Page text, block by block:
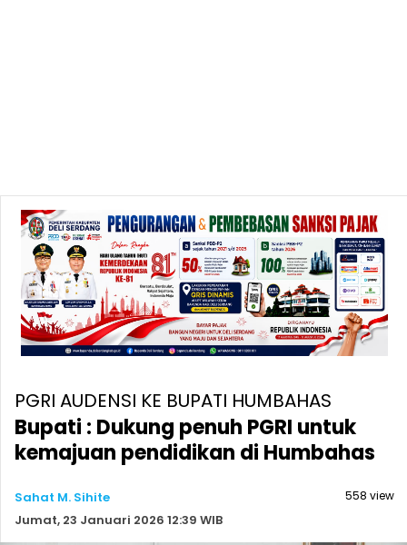
PGRI AUDENSI KE BUPATI HUMBAHAS
Bupati : Dukung penuh PGRI untuk
kemajuan pendidikan di Humbahas
Sahat M. Sihite
Jumat, 23 Januari 2026 12:39 WIB
558 view